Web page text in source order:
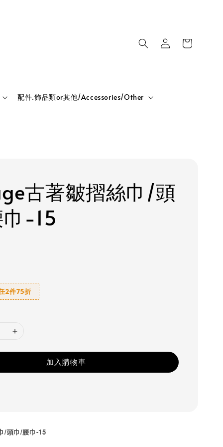
配件.飾品類or其他/Accessories/Other
古著皺摺絲巾/頭
-15
2件75折
加入購物車
/頭巾/腰巾-15